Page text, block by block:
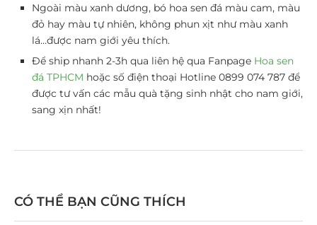
Ngoài màu xanh dương, bó hoa sen đá màu cam, màu
đỏ hay màu tự nhiên, không phun xịt như màu xanh
lá…được nam giới yêu thích.
Để ship nhanh 2-3h qua liên hệ qua Fanpage Hoa sen
đá TPHCM hoặc số điện thoại Hotline 0899 074 787 để
được tư vấn các mẫu quà tặng sinh nhật cho nam giới,
sang xịn nhất!
CÓ THỂ BẠN CŨNG THÍCH